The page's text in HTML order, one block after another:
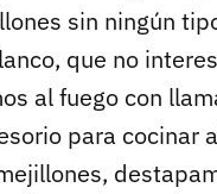
sin ningún
que no
al fuego con
para cocinar